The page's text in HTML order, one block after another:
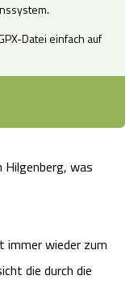
Bowl
Celle
was
immer wieder zum
die durch die
Datei einfach auf